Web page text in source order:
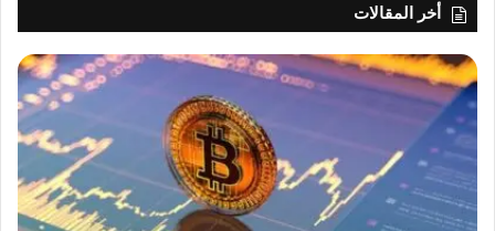
أخر المقالات